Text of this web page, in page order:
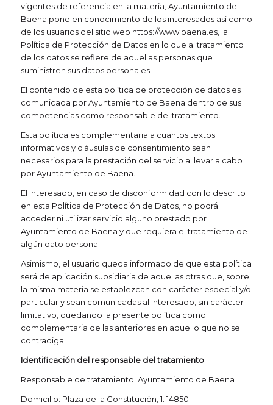
vigentes de referencia en la materia, Ayuntamiento de
Baena pone en conocimiento de los interesados así como
de los usuarios del sitio web https://www.baena.es, la
Política de Protección de Datos en lo que al tratamiento
de los datos se refiere de aquellas personas que
suministren sus datos personales.
El contenido de esta política de protección de datos es
comunicada por Ayuntamiento de Baena dentro de sus
competencias como responsable del tratamiento.
Esta política es complementaria a cuantos textos
informativos y cláusulas de consentimiento sean
necesarios para la prestación del servicio a llevar a cabo
por Ayuntamiento de Baena.
El interesado, en caso de disconformidad con lo descrito
en esta Política de Protección de Datos, no podrá
acceder ni utilizar servicio alguno prestado por
Ayuntamiento de Baena y que requiera el tratamiento de
algún dato personal.
Asimismo, el usuario queda informado de que esta política
será de aplicación subsidiaria de aquellas otras que, sobre
la misma materia se establezcan con carácter especial y/o
particular y sean comunicadas al interesado, sin carácter
limitativo, quedando la presente política como
complementaria de las anteriores en aquello que no se
contradiga.
Identificación del responsable del tratamiento
Responsable de tratamiento: Ayuntamiento de Baena
Domicilio: Plaza de la Constitución, 1. 14850